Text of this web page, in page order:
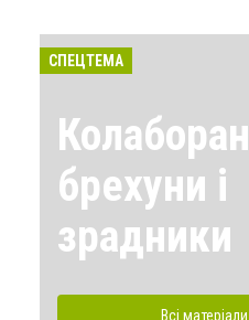
СПЕЦТЕМА
брехуни і
зрадники
Всі